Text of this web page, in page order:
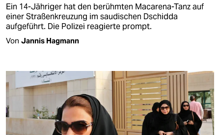
Ein 14-Jähriger hat den berühmten Macarena-Tanz auf
einer Straßenkreuzung im saudischen Dschidda
aufgeführt. Die Polizei reagierte prompt.
Von Jannis Hagmann